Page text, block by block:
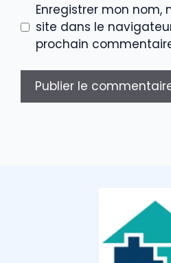
Enregistrer mon
site dans le
prochain